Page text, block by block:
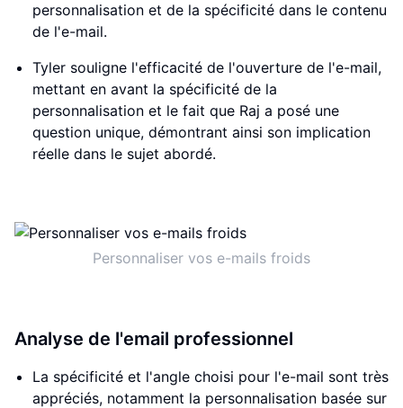
personnalisation et de la spécificité dans le contenu
de l'e-mail.
Tyler souligne l'efficacité de l'ouverture de l'e-mail,
mettant en avant la spécificité de la
personnalisation et le fait que Raj a posé une
question unique, démontrant ainsi son implication
réelle dans le sujet abordé.
Personnaliser vos e-mails froids
Analyse de l'email professionnel
La spécificité et l'angle choisi pour l'e-mail sont très
appréciés, notamment la personnalisation basée sur